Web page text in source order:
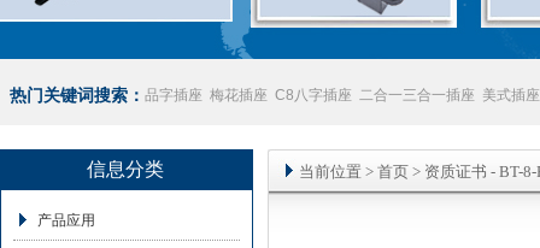
热门关键词搜索： 品字插座 梅花插座 C8八字插座 二合一三合一插座 美式插座
信息分类
产品应用
当前位置 > 首页 > 资质证书 - BT-8-